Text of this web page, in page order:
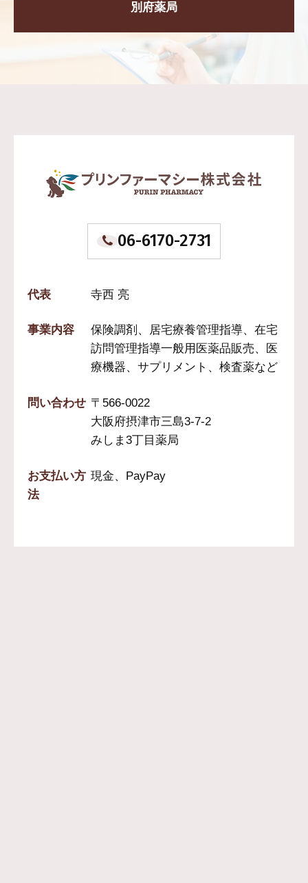
別府薬局
06-6170-2731
代表 寺西 亮
事業内容
保険調剤、居宅療養管理指導、在宅
訪問管理指導一般用医薬品販売、医
療機器、サプリメント、検査薬など
問い合わせ 〒566-0022
大阪府摂津市三島3-7-2
みしま3丁目薬局
お支払い方
法
現金、PayPay